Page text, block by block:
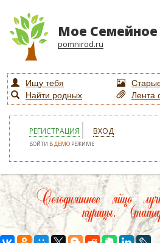
Мое
pomnirod.ru
Ищу тебя
Найти родных
Лента
РЕГИСТРАЦИЯ ВХОД
ВОЙТИ ВДЕМО РЕЖИМЕ
Сегодняшнее яйцо
курицы.